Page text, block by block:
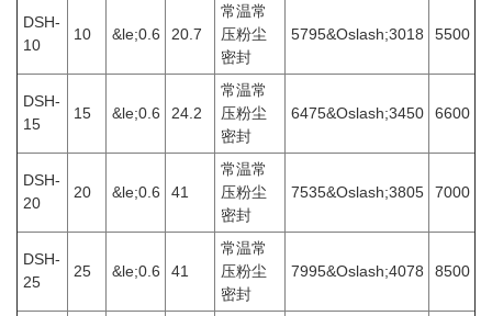
DSH-
10
10 &le;0.6 20.7
常温常
压粉尘
密封
5795&Oslash;3018 5500
DSH-
15
15 &le;0.6 24.2
常温常
压粉尘
密封
6475&Oslash;3450 6600
DSH-
20
20 &le;0.6 41
常温常
压粉尘
密封
7535&Oslash;3805 7000
DSH-
25
25 &le;0.6 41
常温常
压粉尘
密封
7995&Oslash;4078 8500